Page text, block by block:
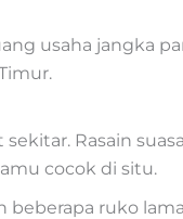
usaha jangka
Rasain
cocok di situ.
beberapa ruko